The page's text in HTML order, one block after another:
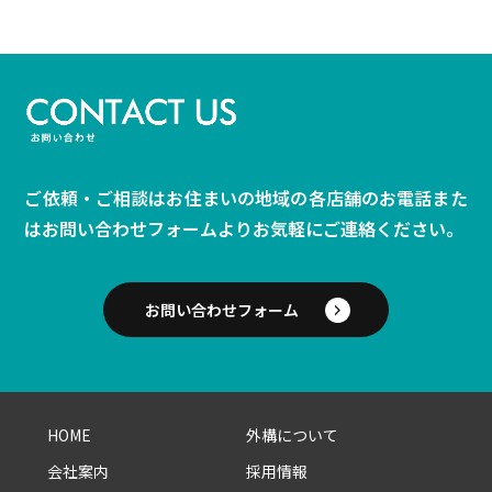
ご依頼・ご相談はお住まいの地域の各店舗のお電話また
はお問い合わせフォームよりお気軽にご連絡ください。
お問い合わせフォーム
HOME
会社案内
外構について
採用情報